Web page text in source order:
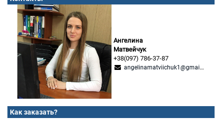
Ангелина
Матвейчук
+38(097) 786-37-87
angelinamatviichuk1@gmail.com
Как заказать?